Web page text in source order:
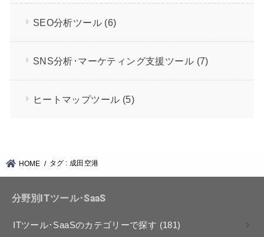
SEO分析ツール (6)
SNS分析･マーケティング支援ツール (7)
ヒートマップツール (5)
HOME タグ : 成田空港
分野別ITツール･SaaS
ITツール･SaaSのカテゴリーで探す (181)